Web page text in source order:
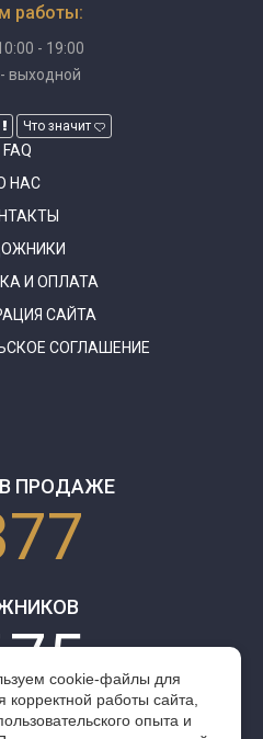
работы:
- 19:00
выходной
Что значит
FAQ
НАС
И ОПЛАТА
САЙТА
СОГЛАШЕНИЕ
ПРОДАЖЕ
cookie-файлы для
корректной работы сайта,
опыта и